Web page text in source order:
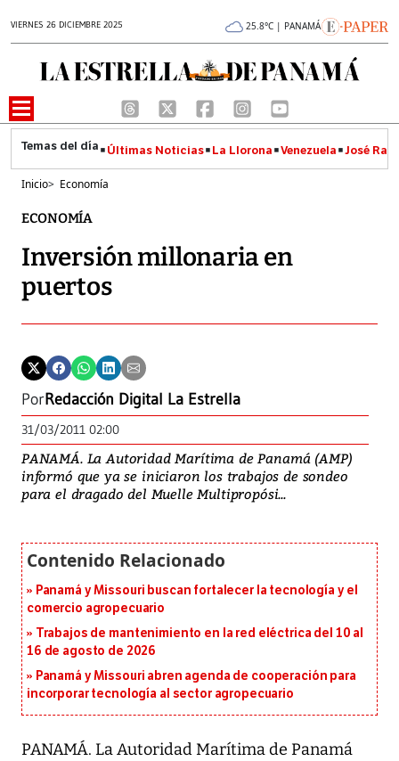
VIERNES 26 DICIEMBRE 2025 25.8°C | PANAMÁ
Últimas Noticias La Llorona Venezuela José
Inicio> Economía
ECONOMÍA
Inversión millonaria en
puertos
PorRedacción Digital La Estrella
31/03/2011 02:00
PANAMÁ. La Autoridad Marítima de Panamá (AMP)
informó que ya se iniciaron los trabajos de sondeo
para el dragado del Muelle Multipropósi...
Panamá y Missouri buscan fortalecer la tecnología y el
comercio agropecuario
Trabajos de mantenimiento en la red eléctrica del 10 al
16 de agosto de 2026
Panamá y Missouri abren agenda de cooperación para
incorporar tecnología al sector agropecuario
PANAMÁ. La Autoridad Marítima de Panamá